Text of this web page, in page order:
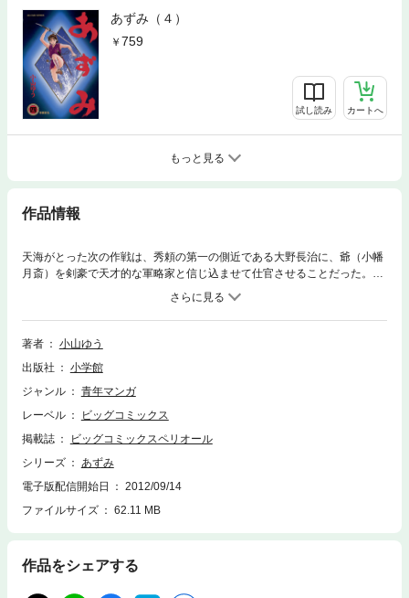
あずみ（４）
759
試し読み カートへ
もっと見る
作品情報
天海がとった次の作戦は、秀頼の第一の側近である大野長治に、爺（小幡
月斎）を剣豪で天才的な軍略家と信じ込ませて仕官させることだった。豊
臣方に放ってある隠密のky9応力も得て、爺はなんなく仕官することに成
功。あずみとも共々、一挙に敵方の中枢へ潜り込むのだが……
著者
小山ゆう
出版社
小学館
ジャンル
青年マンガ
レーベル
ビッグコミックス
掲載誌
ビッグコミックスペリオール
シリーズ
あずみ
電子版配信開始日
2012/09/14
ファイルサイズ
62.11 MB
作品をシェアする